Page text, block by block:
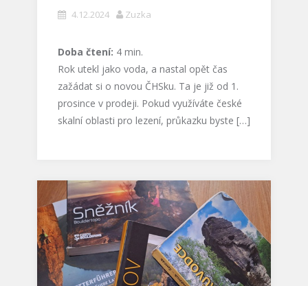
4.12.2024 Zuzka
Doba čtení: 4 min.
Rok utekl jako voda, a nastal opět čas
zažádat si o novou ČHSku. Ta je již od 1.
prosince v prodeji. Pokud využíváte české
skalní oblasti pro lezení, průkazku byste […]